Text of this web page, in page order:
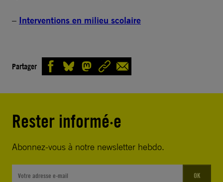
– Interventions en milieu scolaire
Partager
Rester informé·e
Abonnez-vous à notre newsletter hebdo.
OK